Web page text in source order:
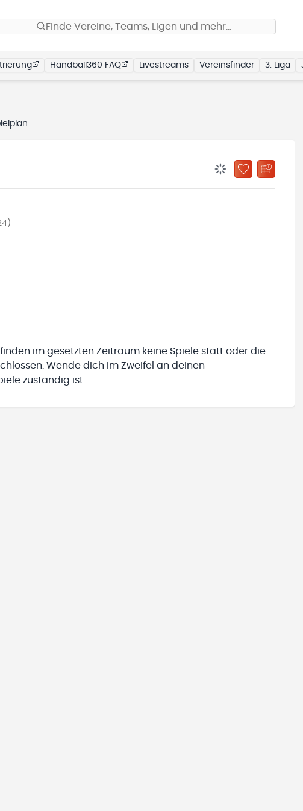
Finde Vereine, Teams, Ligen und mehr…
Handball360 FAQ Livestreams Vereinsfinder 3. Liga
ZU „MEINE
im gesetzten Zeitraum keine Spiele statt oder die
Wende dich im Zweifel an deinen
zuständig ist.